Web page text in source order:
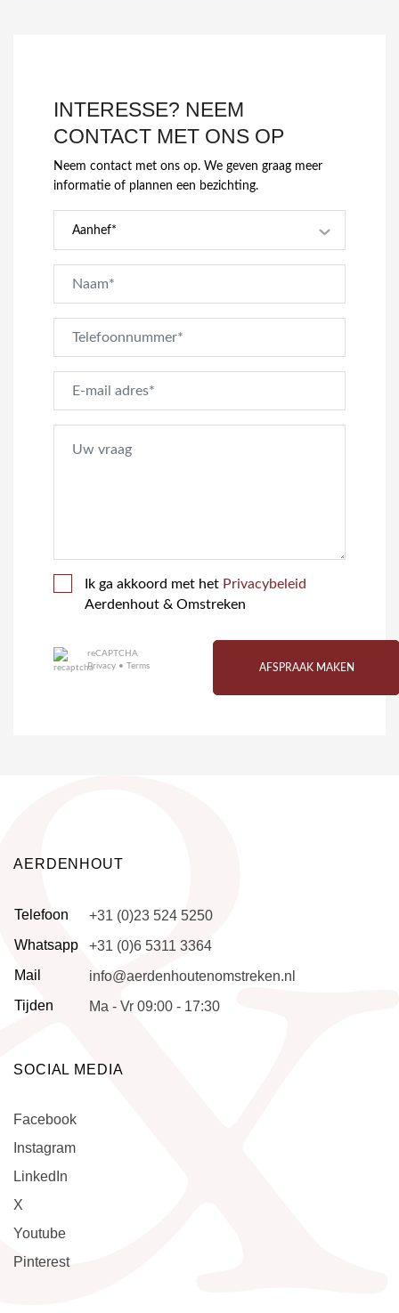
INTERESSE? NEEM
CONTACT MET ONS OP
Neem contact met ons op. We geven graag meer
informatie of plannen een bezichting.
Aanhef*
Ik ga akkoord met het Privacybeleid
Aerdenhout & Omstreken
reCAPTCHA
Privacy • Terms AFSPRAAK MAKEN
AERDENHOUT
Telefoon
+31 (0)23 524 5250
Whatsapp
+31 (0)6 5311 3364
Mail
info@aerdenhoutenomstreken.nl
Tijden
Ma - Vr 09:00 - 17:30
SOCIAL MEDIA
Facebook
Instagram
LinkedIn
X
Youtube
Pinterest